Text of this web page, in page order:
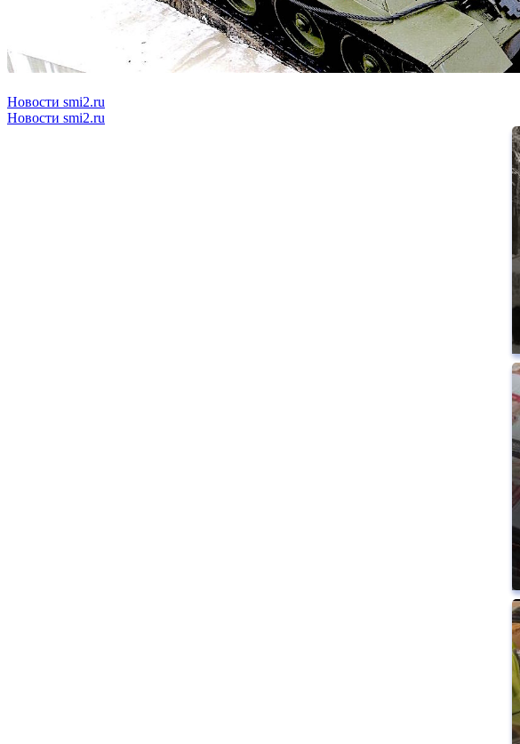
Новости smi2.ru
Новости smi2.ru